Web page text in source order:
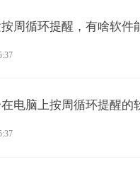
周循环提醒，有啥软件
电脑上按周循环提醒的